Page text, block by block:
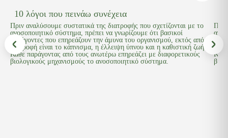
10 λόγοι που πεινάω συνέχεια
Πριν αναλύσουμε συστατικά της διατροφής που σχετίζονται με το
ανοσοποιητικό σύστημα, πρέπει να γνωρίζουμε ότι βασικοί
παράγοντες που επηρεάζουν την άμυνα του οργανισμού, εκτός από τη
διατροφή είναι το κάπνισμα, η έλλειψη ύπνου και η καθιστική ζωή.
Κάθε παράγοντας από τους ανωτέρω επηρεάζει με διαφορετικούς
βιολογικούς μηχανισμούς το ανοσοποιητικό σύστημα.